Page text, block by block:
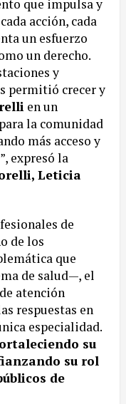
que impulsa y
acción, cada
un esfuerzo
un derecho.
y
permitió crecer y
en un
la comunidad
más acceso y
expresó la
Leticia
de
de los
que
de salud—, el
atención
respuestas en
especialidad.
su
su rol
de